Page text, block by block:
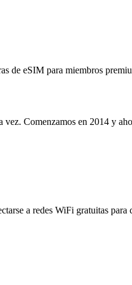
de eSIM para miembros
Comenzamos en 2014 y
a redes WiFi gratuitas